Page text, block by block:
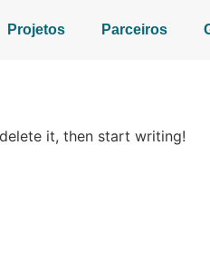
Projetos Parceiros
it, then start writing!